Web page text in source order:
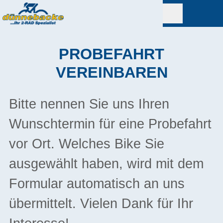
PROBEFAHRT
VEREINBAREN
Bitte nennen Sie uns Ihren
Wunschtermin für eine Probefahrt
vor Ort. Welches Bike Sie
ausgewählt haben, wird mit dem
Formular automatisch an uns
übermittelt. Vielen Dank für Ihr